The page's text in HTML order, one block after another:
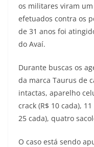
os militares viram
efetuados contra os
de 31 anos foi
do Avaí.
Durante buscas os
da marca Taurus de
intactas, aparelho
crack (R$ 10 cada),
25 cada), quatro
O caso está sendo